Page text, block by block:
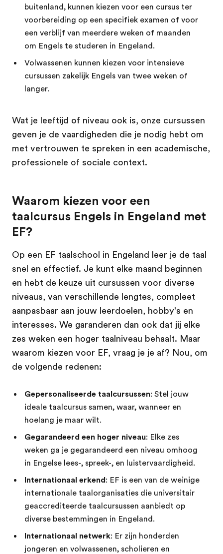
buitenland, kunnen kiezen voor een cursus ter
voorbereiding op een specifiek examen of voor
een verblijf van meerdere weken of maanden
om Engels te studeren in Engeland.
Volwassenen kunnen kiezen voor intensieve
cursussen zakelijk Engels van twee weken of
langer.
Wat je leeftijd of niveau ook is, onze cursussen
geven je de vaardigheden die je nodig hebt om
met vertrouwen te spreken in een academische,
professionele of sociale context.
Waarom kiezen voor een
taalcursus Engels in Engeland met
EF?
Op een EF taalschool in Engeland leer je de taal
snel en effectief. Je kunt elke maand beginnen
en hebt de keuze uit cursussen voor diverse
niveaus, van verschillende lengtes, compleet
aanpasbaar aan jouw leerdoelen, hobby's en
interesses. We garanderen dan ook dat jij elke
zes weken een hoger taalniveau behaalt. Maar
waarom kiezen voor EF, vraag je je af? Nou, om
de volgende redenen:
Gepersonaliseerde taalcursussen: Stel jouw
ideale taalcursus samen, waar, wanneer en
hoelang je maar wilt.
Gegarandeerd een hoger niveau: Elke zes
weken ga je gegarandeerd een niveau omhoog
in Engelse lees-, spreek-, en luistervaardigheid.
Internationaal erkend: EF is een van de weinige
internationale taalorganisaties die universitair
geaccrediteerde taalcursussen aanbiedt op
diverse bestemmingen in Engeland.
Internationaal netwerk: Er zijn honderden
jongeren en volwassenen, scholieren en